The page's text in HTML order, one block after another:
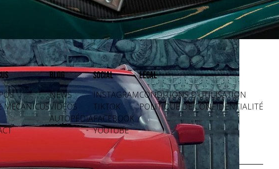
MECANICUS
Blog
NEWS
VIDÉOS
AUTOPÉDIA
Social
INSTAGRAM
TIKTOK
FACEBOOK
YOUTUBE
Légal
CONDITIONS D'UTILISATION
POLITIQUE DE CONFIDENTIALITÉ